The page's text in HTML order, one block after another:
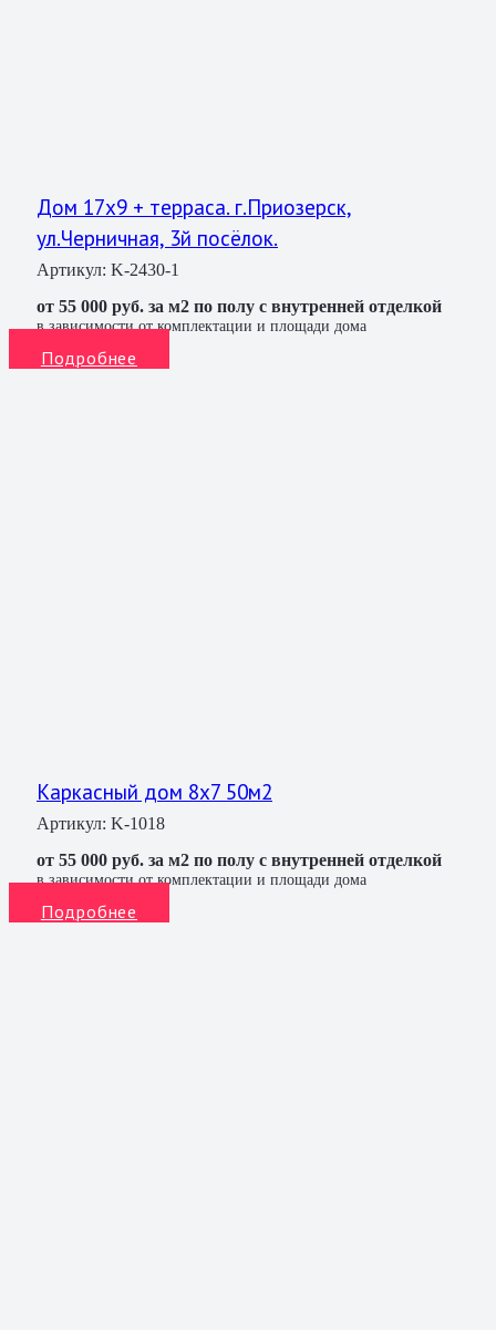
Дом 17х9 + терраса. г.Приозерск,
ул.Черничная, 3й посёлок.
Артикул: K-2430-1
от 55 000 руб. за м2 по полу с внутренней отделкой
в зависимости от комплектации и площади дома
Подробнее
Каркасный дом 8х7 50м2
Артикул: K-1018
от 55 000 руб. за м2 по полу с внутренней отделкой
в зависимости от комплектации и площади дома
Подробнее